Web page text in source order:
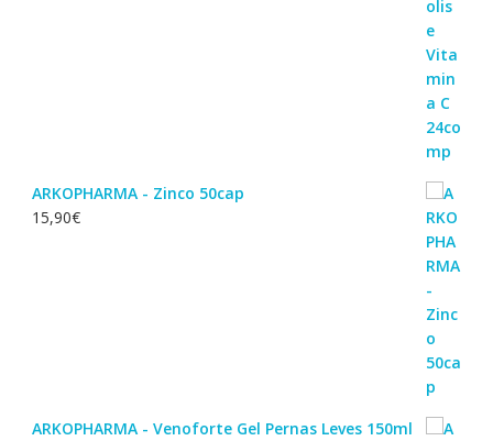
ARKOPHARMA - Zinco 50cap
15,90€
ARKOPHARMA - Venoforte Gel Pernas Leves 150ml